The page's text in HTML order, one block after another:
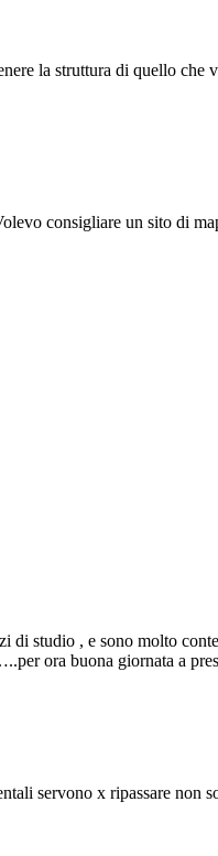
la struttura di quello che
consigliare un sito di
studio , e sono molto
ora buona giornata a
servono x ripassare non